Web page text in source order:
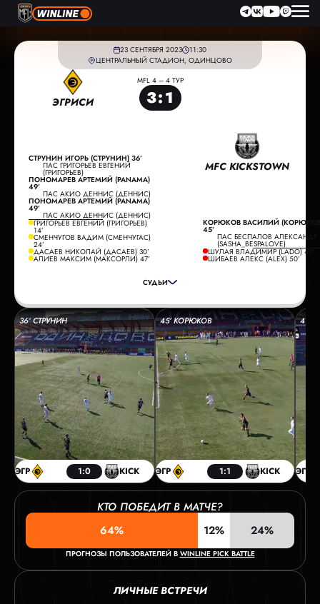
23 СЕНТЯБРЯ 2023
11:30
ЦЕНТРАЛЬНЫЙ СТАДИОН, ОДИНЦОВО
ЭГРИСИ
СТРУНИН ИГОРЬ (СТРУНИН) 36’
ПАС ГРИГОРЬЕВ ЕВГЕНИЙ
(ГРИГОРЬЕВ)
ПОНОМАРЕВ АРТЕМИЙ (PANAMA)
49’
ПАС АКИО ДЕННИС (ДЕННИС)
ПОНОМАРЕВ АРТЕМИЙ (PANAMA)
49’
ПАС АКИО ДЕННИС (ДЕННИС)
ГРИГОРЬЕВ ЕВГЕНИЙ (ГРИГОРЬЕВ)
14’
СМЕНЧУГОВ ВАДИМ (СМЕНЧУГАС)
24’
ДАСАЕВ НИКОЛАЙ (ДАСАЕВ) 30’
АЛИЕВ МАКСИМ (МАКСОРЛИ) 47’
MFL 4 – 4 ТУР
3:1
СУДЬИ
КОРЮКОВ ВАСИЛИЙ
45’
ПАС БЕСПАЛОВ АЛЕКСАНДР
(SASHA_BESPALOVE)
ШУЛАЯ ВЛАДИМИР (LADO) 49’
ШИБАЕВ АЛЕКС (ALEX) 50’
MFC KICKSTOWN
ГЛАВНЫЙ СУДЬЯ:
ТРИШИН ИЛЬЯ
ПОМОЩНИК СУДЬИ:
ГРОНСКИЙ АЛЕКСЕЙ
РЕЗЕРВНЫЙ СУДЬЯ:ЖИЛИНСКИЙ ДМИТРИЙ
36’ СТРУНИН
ЭГР 1:0 KICK
45’ КОРЮКОВ
ЭГР 1:1 KICK
49’
ЭГР
КТО ПОБЕДИТ В МАТЧЕ?
64%
12% 24%
ПРОГНОЗЫ ПОЛЬЗОВАТЕЛЕЙ В WINLINE PICK BATTLE
ЛИЧНЫЕ ВСТРЕЧИ